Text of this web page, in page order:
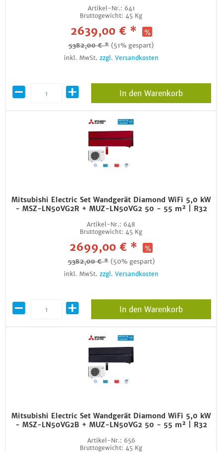
Artikel-Nr.: 641
Bruttogewicht: 45 Kg
2639,00 € *
5382,00 € * (51% gespart)
inkl. MwSt. zzgl. Versandkosten
In den Warenkorb
Mitsubishi Electric Set Wandgerät Diamond WiFi 5,0 kW
- MSZ-LN50VG2R + MUZ-LN50VG2 50 - 55 m² | R32
Artikel-Nr.: 648
Bruttogewicht: 45 Kg
2699,00 € *
5382,00 € * (50% gespart)
inkl. MwSt. zzgl. Versandkosten
In den Warenkorb
Mitsubishi Electric Set Wandgerät Diamond WiFi 5,0 kW
- MSZ-LN50VG2B + MUZ-LN50VG2 50 - 55 m² | R32
Artikel-Nr.: 656
Bruttogewicht: 45 Kg